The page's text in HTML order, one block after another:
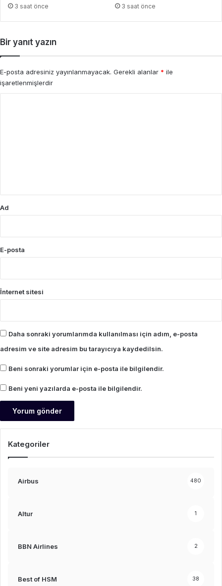
3 saat önce 3 saat önce
Bir yanıt yazın
E-posta adresiniz yayınlanmayacak. Gerekli alanlar * ile
işaretlenmişlerdir
Ad
E-posta
İnternet sitesi
Daha sonraki yorumlarımda kullanılması için adım, e-posta
adresim ve site adresim bu tarayıcıya kaydedilsin.
Beni sonraki yorumlar için e-posta ile bilgilendir.
Beni yeni yazılarda e-posta ile bilgilendir.
Kategoriler
Airbus 480
Altur 1
BBN Airlines 2
Best of HSM 38